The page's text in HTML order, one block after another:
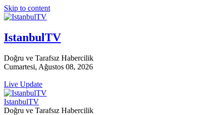
Skip to content
IstanbulTV
Doğru ve Tarafsız Habercilik
Cumartesi, Ağustos 08, 2026
Live Update
IstanbulTV
Doğru ve Tarafsız Habercilik